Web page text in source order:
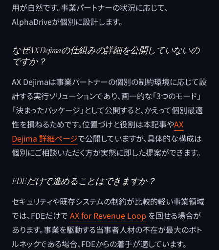
用が自然です。事業パートナーの状況に応じて、
AlphaDriveが個別に設計します。
なぜAX Dejimaの仕組みの詳細を公開していないの
ですか？
AX Dejimaは事業パートナーの個別の制約環境に応じて設
計する実行ソリューションであり、画一的な「3つのモード」
「決まったパッケージ」として公開すると、かえって個別最適
性を損ねるためです。位置づけと役割は本記事やAX
Dejima 詳細ページで公開していますが、具体的な構成は
個別にご相談いただく方が実態に即した提案ができます。
FDEだけで進めることはできますか？
セキュリティや既存システムの制約が比較的軽い事業領域
では、FDEだけで AX for Revenue Loop を回せる場合が
あります。事業を駆動する当事者人材の不在が最大のボト
ルネックである場合、FDEからの着手が適しています。